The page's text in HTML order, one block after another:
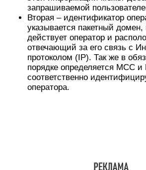
запрашиваемой
Вторая – идентификатор
указывается пакетный домен,
действует оператор и
отвечающий за его связь с
протоколом (IP). Так же в
порядке определяется MCC
соответственно
оператора.